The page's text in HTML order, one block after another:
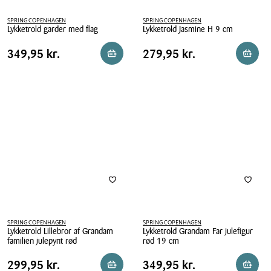
SPRING COPENHAGEN
Lykketrold garder med flag
Lykketrold
garder
Pris
Pris 349,95 kr.
349,95 kr. Reservér i butik
SPRING COPENHAGEN
Lykketrold Jasmine H 9 cm
Lykketrold
Jasmine
Pris
Pris 279,95 kr.
279,95 kr.
SPRING COPENHAGEN
Lykketrold Lillebror af Grandam
familien julepynt rød
Lykketrold
Pris
Pris 299,95 kr.
299,95 kr. Reservér i butik
SPRING COPENHAGEN
Lykketrold Grandam Far julefigur
rød 19 cm
Lykketrold
Pris
Pris 349,95 kr.
349,95 kr.